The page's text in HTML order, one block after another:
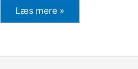
Læs mere »